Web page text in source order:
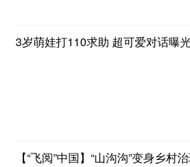
3岁萌娃打110求助 超可爱对话曝
【“飞阅”中国】“山沟沟”变身乡村